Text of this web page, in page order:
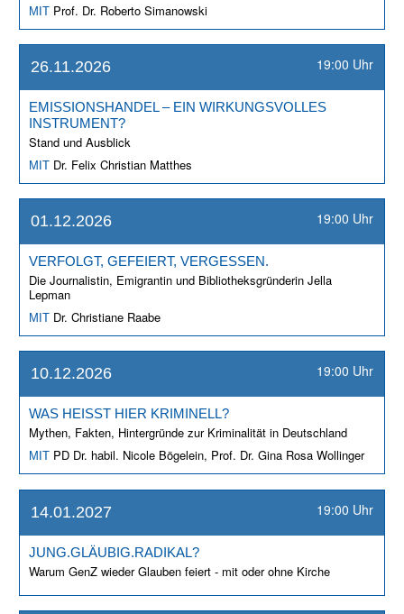
MIT Prof. Dr. Roberto Simanowski
26.11.2026 19:00 Uhr
EMISSIONSHANDEL – EIN WIRKUNGSVOLLES
INSTRUMENT?
Stand und Ausblick
MIT Dr. Felix Christian Matthes
01.12.2026 19:00 Uhr
VERFOLGT, GEFEIERT, VERGESSEN.
Die Journalistin, Emigrantin und Bibliotheksgründerin Jella
Lepman
MIT Dr. Christiane Raabe
10.12.2026 19:00 Uhr
WAS HEISST HIER KRIMINELL?
Mythen, Fakten, Hintergründe zur Kriminalität in Deutschland
MIT PD Dr. habil. Nicole Bögelein, Prof. Dr. Gina Rosa Wollinger
14.01.2027 19:00 Uhr
JUNG.GLÄUBIG.RADIKAL?
Warum GenZ wieder Glauben feiert - mit oder ohne Kirche